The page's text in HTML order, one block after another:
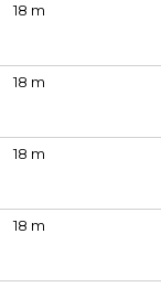
18 m
18 m
18 m
18 m